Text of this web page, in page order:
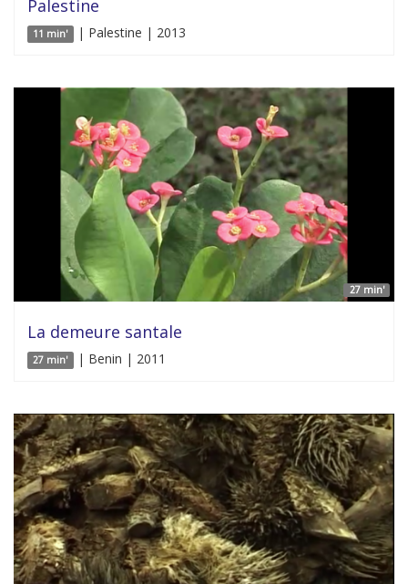
Palestine
11 min' | Palestine | 2013
27 min'
La demeure santale
27 min' | Benin | 2011